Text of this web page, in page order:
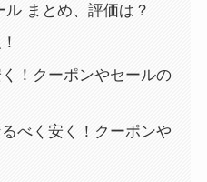
まとめ、評価は？
！クーポンやセールの
べく安く！クーポンや